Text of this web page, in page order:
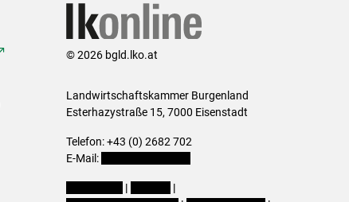
© 2026 bgld.lko.at
Landwirtschaftskammer Burgenland
Esterhazystraße 15, 7000 Eisenstadt
Telefon: +43 (0) 2682 702
E-Mail:
|
|